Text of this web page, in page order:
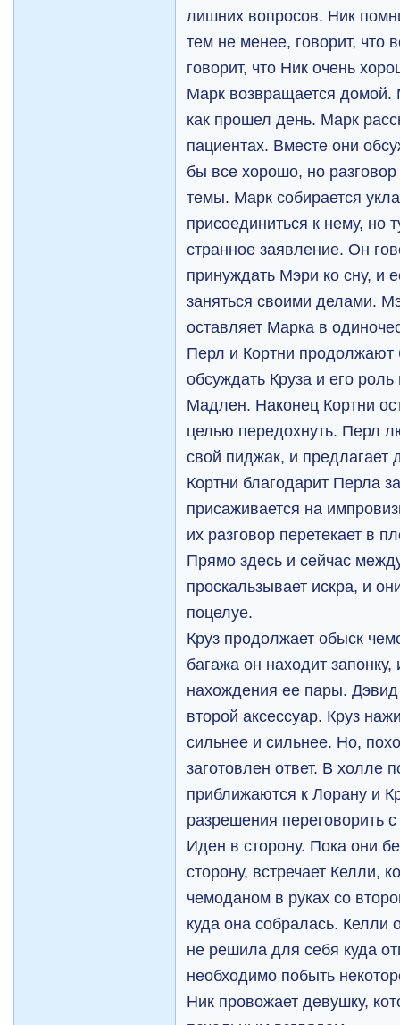
лишних вопросов. Ник
тем не менее, говорит, что
говорит, что Ник очень
Марк возвращается домой.
как прошел день. Марк
пациентах. Вместе они
бы все хорошо, но
темы. Марк собирается
присоединиться к нему, но
странное заявление. Он
принуждать Мэри ко сну, и
заняться своими делами.
оставляет Марка в
Перл и Кортни продолжают
обсуждать Круза и его
Мадлен. Наконец Кортни
целью передохнуть. Перл
свой пиджак, и предлагает
Кортни благодарит Перла
присаживается на
их разговор перетекает в
Прямо здесь и сейчас
проскальзывает искра, и
поцелуе.
Круз продолжает обыск
багажа он находит
нахождения ее пары. Дэвид
второй аксессуар. Круз
сильнее и сильнее. Но,
заготовлен ответ. В
приближаются к Лорану и
разрешения переговорить
Иден в сторону. Пока они
сторону, встречает Келли,
чемоданом в руках со
куда она собралась. Келли
не решила для себя куда
необходимо побыть
Ник провожает девушку,